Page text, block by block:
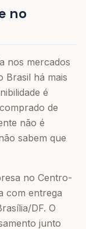
no
nos mercados
Brasil há mais
é
de
não é
sabem que
no Centro-
com entrega
DF. O
junto